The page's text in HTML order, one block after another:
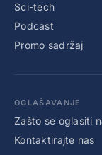
Sci-tech
Podcast
Promo sadržaj
OGLAŠAVANJE
Zašto se oglasiti
Kontaktirajte nas